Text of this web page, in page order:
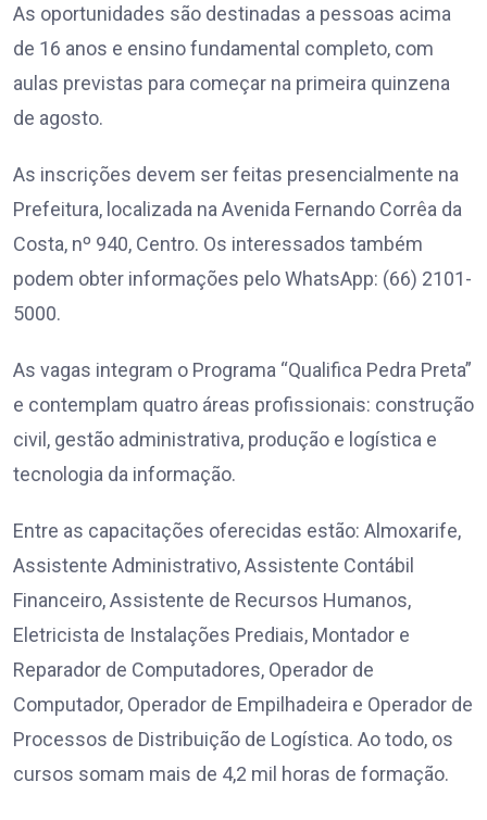
As oportunidades são destinadas a pessoas acima
de 16 anos e ensino fundamental completo, com
aulas previstas para começar na primeira quinzena
de agosto.
As inscrições devem ser feitas presencialmente na
Prefeitura, localizada na Avenida Fernando Corrêa da
Costa, nº 940, Centro. Os interessados também
podem obter informações pelo WhatsApp: (66) 2101-
5000.
As vagas integram o Programa “Qualifica Pedra Preta”
e contemplam quatro áreas profissionais: construção
civil, gestão administrativa, produção e logística e
tecnologia da informação.
Entre as capacitações oferecidas estão: Almoxarife,
Assistente Administrativo, Assistente Contábil
Financeiro, Assistente de Recursos Humanos,
Eletricista de Instalações Prediais, Montador e
Reparador de Computadores, Operador de
Computador, Operador de Empilhadeira e Operador de
Processos de Distribuição de Logística. Ao todo, os
cursos somam mais de 4,2 mil horas de formação.